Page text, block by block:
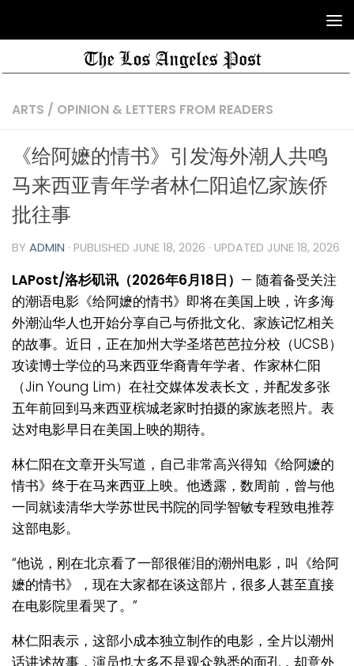
ARTS / OPINION & LETTERS FROM READERS
《给阿嬷的情书》引发海外潮人共鸣
马来西亚青年学者林仁阳追忆家族侨
批往事
BY ADMIN · PUBLISHED JUNE 18, 2026 · UPDATED JUNE 18, 2026
LAPost/洛杉矶讯（2026年6月18日） — 随着备受关注
的潮语电影《给阿嬷的情书》即将在美国上映，许多海
外潮汕华人也开始分享自己与侨批文化、家族记忆相关
的故事。近日，正在加州大学圣塔芭芭拉分校（UCSB）
攻读博士学位的马来西亚华裔青年学者、作家林仁阳
（Jin Young Lim）在社交媒体发表长文，并配发多张
五年前回到马来西亚槟城老家时拍摄的家族老照片。表
达对电影早日在美国上映的期待。
林仁阳在文章开头写道，自己非常高兴得知《给阿嬷的
情书》终于在马来西亚上映。他透露，数周前，曾与他
一同就读清华大学苏世民书院的同学智敏专程致电推荐
这部电影。
“他说，刚在北京看了一部很催泪的潮州电影，叫《给阿
嬷的情书》，现在大家都在谈这部片，很多人甚至直接
在电影院里看哭了。”
林仁阳表示，这部小成本独立制作的电影，全片以潮州